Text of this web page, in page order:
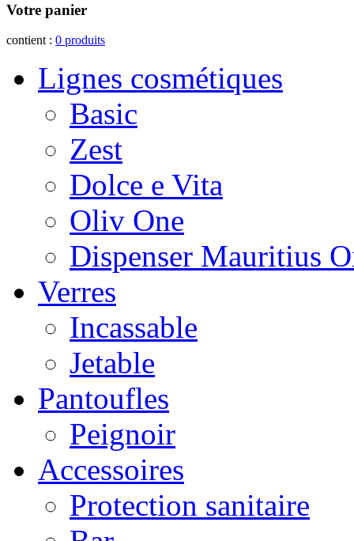
Votre panier
contient : 0 produits
Lignes cosmétiques
Basic
Zest
Dolce e Vita
Oliv One
Dispenser Mauritius
Verres
Incassable
Jetable
Pantoufles
Peignoir
Accessoires
Protection sanitaire